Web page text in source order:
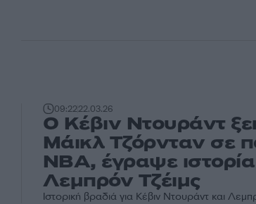
09:2222.03.26
Ο Κέβιν Ντουράντ
Μάικλ Τζόρνταν σε
NBA, έγραψε
Λεμπρόν Τζέιμς
Ιστορική βραδιά για Κέβιν Ντουράντ και